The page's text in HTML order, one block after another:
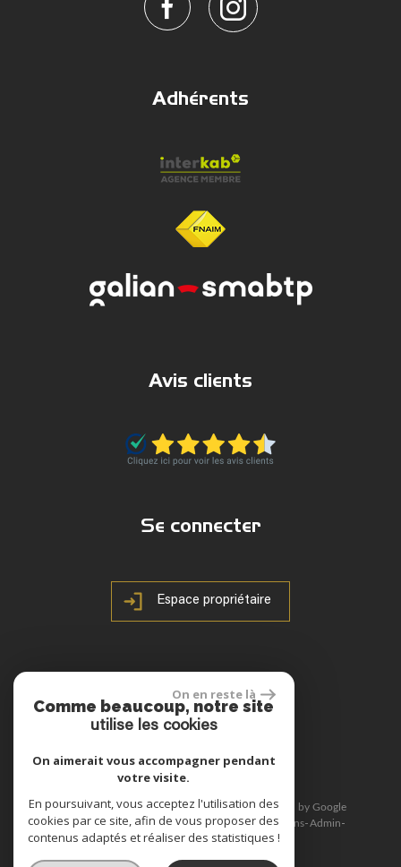
Adhérents
Avis clients
Se connecter
Espace propriétaire
site réalisé par
© 2026 | Tous droits réservés | Traduction powered by Google
Plan du site Mentions légales Nos honoraires Liens Admin
Toutes nos annonces
Politique RGPD
On en reste là
Comme beaucoup, notre site
utilise les cookies
On aimerait vous accompagner pendant
votre visite.
En poursuivant, vous acceptez l'utilisation des
cookies par ce site, afin de vous proposer des
contenus adaptés et réaliser des statistiques !